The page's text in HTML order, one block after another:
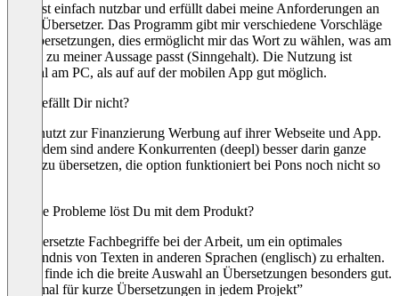
Pons ist einfach nutzbar und erfüllt dabei meine Anforderungen an
einen Übersetzer. Das Programm gibt mir verschiedene Vorschläge
für Übersetzungen, dies ermöglicht mir das Wort zu wählen, was am
besten zu meiner Aussage passt (Sinngehalt). Die Nutzung ist
sowohl am PC, als auf auf der mobilen App gut möglich.
Was gefällt Dir nicht?
Pons nutzt zur Finanzierung Werbung auf ihrer Webseite und App.
Außerdem sind andere Konkurrenten (deepl) besser darin ganze
Texte zu übersetzen, die option funktioniert bei Pons noch nicht so
Welche Probleme löst Du mit dem Produkt?
Ich übersetzte Fachbegriffe bei der Arbeit, um ein optimales
Verständnis von Texten in anderen Sprachen (englisch) zu erhalten.
Dabei finde ich die breite Auswahl an Übersetzungen besonders gut.
“Optimal für kurze Übersetzungen in jedem Projekt”